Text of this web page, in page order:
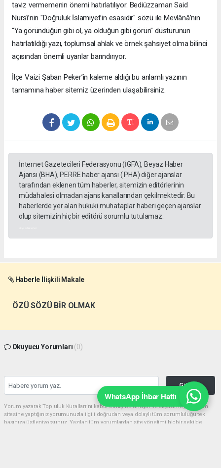
taviz vermemenin önemi hatırlatılıyor. Bediüzzaman Said
Nursî’nin "Doğruluk İslamiyet'in esasıdır" sözü ile Mevlânâ’nın
"Ya göründüğün gibi ol, ya olduğun gibi görün" düsturunun
hatırlatıldığı yazı, toplumsal ahlak ve örnek şahsiyet olma bilinci
açısından önemli uyarılar barındırıyor.
​İlçe Vaizi Şaban Peker’in kaleme aldığı bu anlamlı yazının
tamamına haber sitemiz üzerinden ulaşabilirsiniz.
İnternet Gazetecileri Federasyonu (İGFA), Beyaz Haber
Ajansı (BHA), PERRE haber ajansı ( PHA) diğer ajanslar
tarafından eklenen tüm haberler, sitemizin editörlerinin
müdahalesi olmadan ajans kanallarından çekilmektedir. Bu
haberlerde yer alan hukuki muhataplar haberi geçen ajanslar
olup sitemizin hiç bir editörü sorumlu tutulamaz.
Haberle İlişkili Makale
ÖZÜ SÖZÜ BİR OLMAK
Okuyucu Yorumları (0)
Gönder
Yorum yazarak Topluluk Kuralları’nı kabul etmiş bulunuyor ve akyazimeydan.com
sitesine yaptığınız yorumunuzla ilgili doğrudan veya dolaylı tüm sorumluluğu tek
başınıza üstleniyorsunuz. Yazılan tüm yorumlardan site yönetimi hiçbir şekilde
WhatsApp İhbar Hattı